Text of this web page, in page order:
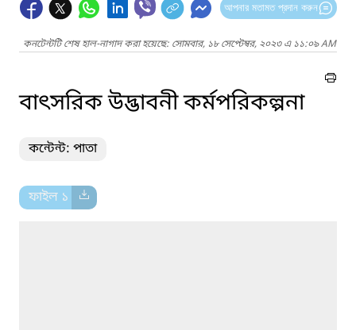
আপনার মতামত প্রদান করুন
কনটেন্টটি শেষ হাল-নাগাদ করা হয়েছে: সোমবার, ১৮ সেপ্টেম্বর, ২০২৩ এ ১১:০৯ AM
বাৎসরিক উদ্ভাবনী কর্মপরিকল্পনা
কন্টেন্ট: পাতা
ফাইল ১